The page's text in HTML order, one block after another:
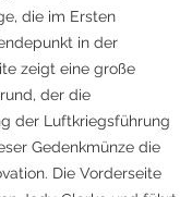
die im Ersten
in der
zeigt eine große
der die
der Luftkriegsführung
Gedenkmünze die
Die Vorderseite